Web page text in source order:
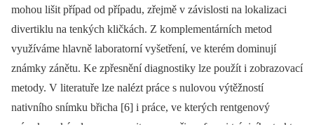
mohou lišit případ od případu, zřejmě v závislosti na lokalizaci
divertiklu na tenkých kličkách. Z komplementárních metod
využíváme hlavně laboratorní vyšetření, ve kterém dominují
známky zánětu. Ke zpřesnění diagnostiky lze použít i zobrazovací
metody. V literatuře lze nalézt práce s nulovou výtěžností
nativního snímku břicha [6] i práce, ve kterých rentgenový